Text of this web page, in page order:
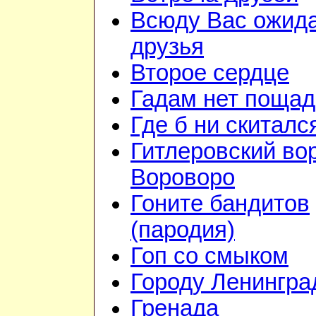
Всюду Вас
друзья
Второе сердце
Гадам нет
Где б ни
Гитлеровский
Вороворо
Гоните бандитов
(пародия)
Гоп со смыком
Городу
Гренада